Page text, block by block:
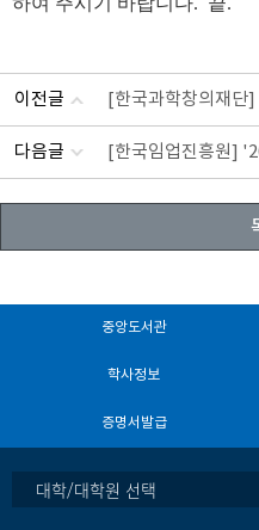
이전글 [한국과학창의재단
다음글 [한국임업진흥원]
중앙도서관
학사정보
증명서발급
대학/대학원 선택